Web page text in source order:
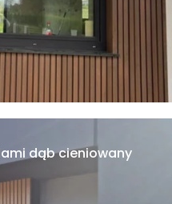
dąb cieniowany